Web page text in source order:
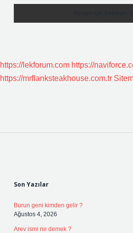
https://lekforum.com https://
https://mrflanksteakhouse.com.tr
Son Yazılar
Burun geni kimden gelir ?
Ağustos 4, 2026
Arev ismi ne demek ?